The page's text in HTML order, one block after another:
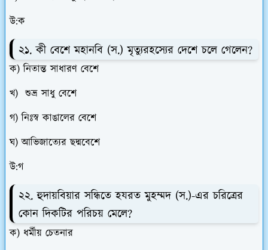
উ:ক
২১. কী বেশে মহানবি (স.) মৃত্যুরহস্যের দেশে চলে গেলেন?
ক) নিতান্ত সাধারণ বেশে
খ) শুভ্র সাধু বেশে
গ) নিঃস্ব কাঙালের বেশে
ঘ) আভিজাত্যের ছদ্মবেশে
উ:গ
২২. হুদায়বিয়ার সন্ধিতে হযরত মুহম্মদ (স.)-এর চরিত্রের
কোন দিকটির পরিচয় মেলে?
ক) ধর্মীয় চেতনার